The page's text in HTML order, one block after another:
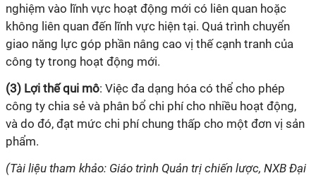
nghiệm vào lĩnh vực hoạt động mới có liên quan hoặc
không liên quan đến lĩnh vực hiện tại. Quá trình chuyển
giao năng lực góp phần nâng cao vị thế cạnh tranh của
công ty trong hoạt động mới.
(3) Lợi thế qui mô: Việc đa dạng hóa có thể cho phép
công ty chia sẻ và phân bổ chi phí cho nhiều hoạt động,
và do đó, đạt mức chi phí chung thấp cho một đơn vị sản
phẩm.
(Tài liệu tham khảo: Giáo trình Quản trị chiến lược, NXB Đại